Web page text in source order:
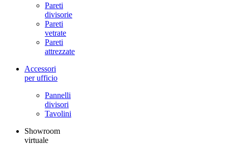
Pareti
divisorie
Pareti
vetrate
Pareti
attrezzate
Accessori
per ufficio
Pannelli
divisori
Tavolini
Showroom
virtuale